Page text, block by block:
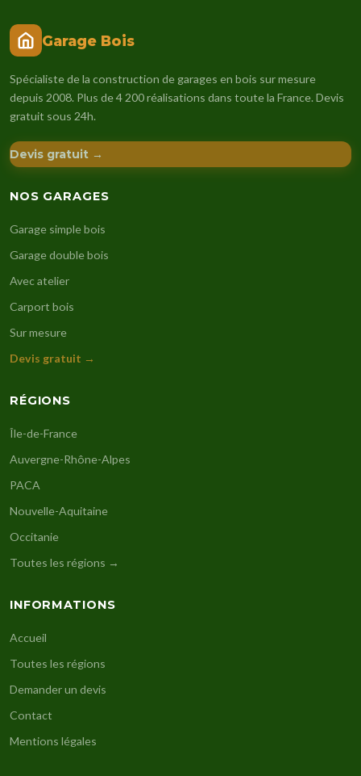
Garage Bois
Spécialiste de la construction de garages en bois sur mesure
depuis 2008. Plus de 4 200 réalisations dans toute la France. Devis
gratuit sous 24h.
Devis gratuit →
NOS GARAGES
Garage simple bois
Garage double bois
Avec atelier
Carport bois
Sur mesure
Devis gratuit →
RÉGIONS
Île-de-France
Auvergne-Rhône-Alpes
PACA
Nouvelle-Aquitaine
Occitanie
Toutes les régions →
INFORMATIONS
Accueil
Toutes les régions
Demander un devis
Contact
Mentions légales